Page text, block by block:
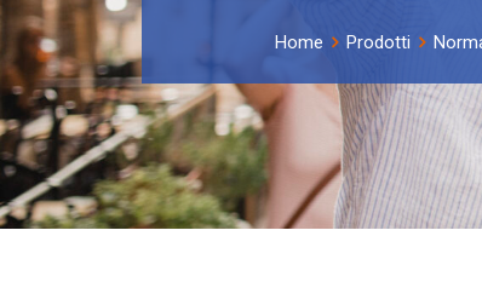
Home Prodotti